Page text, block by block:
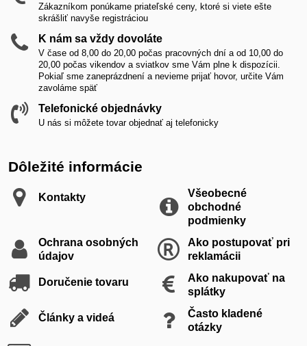
Zákazníkom ponúkame priateľské ceny, ktoré si viete ešte
skrášliť navyše registráciou
K nám sa vždy dovoláte
V čase od 8,00 do 20,00 počas pracovných dní a od 10,00 do
20,00 počas vikendov a sviatkov sme Vám plne k dispozícii.
Pokiaľ sme zaneprázdnení a nevieme prijať hovor, určite Vám
zavoláme späť
Telefonické objednávky
U nás si môžete tovar objednať aj telefonicky
Dôležité informácie
Kontakty
Všeobecné
obchodné
podmienky
Ochrana osobných
údajov
Ako postupovať pri
reklamácii
Doručenie tovaru
Ako nakupovať na
splátky
Články a videá
Často kladené
otázky